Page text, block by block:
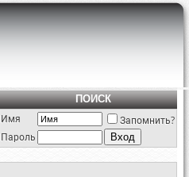
ПОИСК
Имя
Запомнить?
Пароль